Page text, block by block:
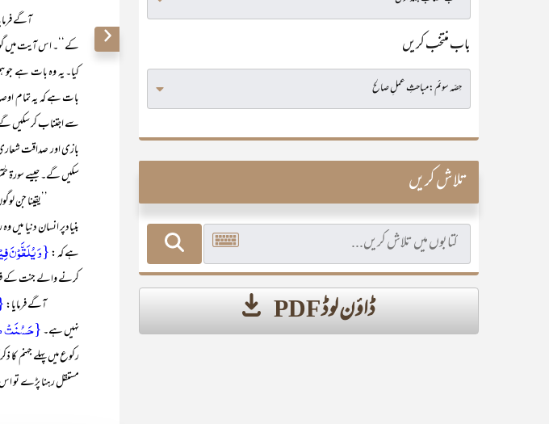
آگے
کے‘‘۔ اس آیت میں
کیا۔ یہ وہ بات ہے جو
بات ہے کہ یہ تمام
سے اجتناب کر سکیں
بازی اور صداقت شعاری
سکیں گے۔ جیسے سورۃ حٰمٓ
’’یقینا جن لوگوں
بنیادپر انسان دنیا
ہے کہ :{وَ یُلَقَّوۡنَ
کرنے والے جنت کے
آگے فرمایا:
نہیں ہے۔{حَسُنَتۡ
رکوع میں پہلے جہنم کا
مستقل رہنا پڑے تو
باب منتخب کریں
تلاش کریں
ڈاؤن لوڈ PDF